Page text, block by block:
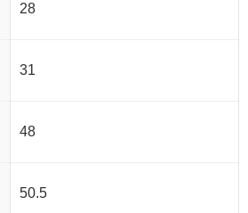
28
31
48
50.5